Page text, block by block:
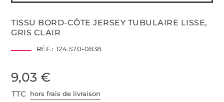
TISSU BORD-CÔTE JERSEY TUBULAIRE LISSE,
GRIS CLAIR
RÉF.: 124.570-0838
9,03 €
TTC hors frais de livraison